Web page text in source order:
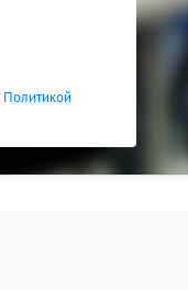
Политикой